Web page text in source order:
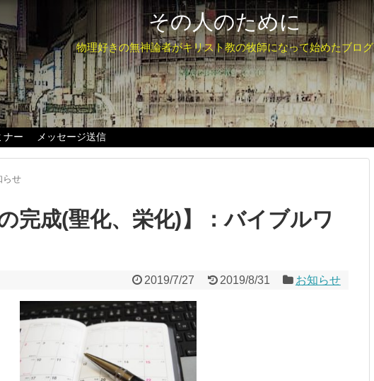
その人のために
物理好きの無神論者がキリスト教の牧師になって始めたブログ
ナー メッセージ送信
らせ
完成(聖化、栄化)】：バイブルワ
2019/7/27 2019/8/31 お知らせ